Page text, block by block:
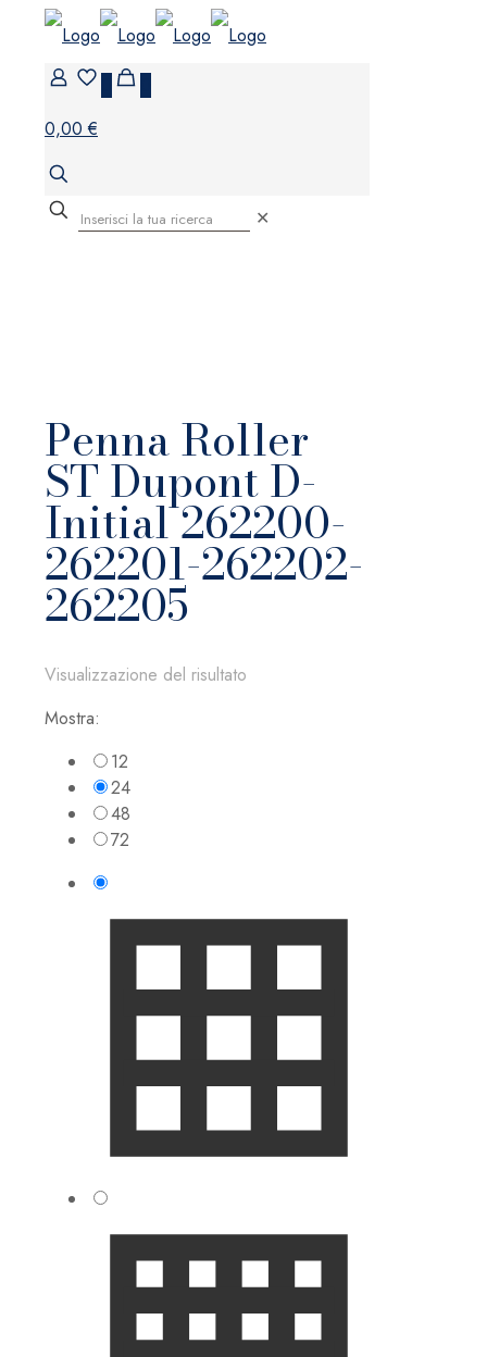
0,00 €
✕
Penna Roller
ST Dupont D-
Initial 262200-
262201-262202-
262205
Visualizzazione del risultato
Mostra:
12
24
48
72